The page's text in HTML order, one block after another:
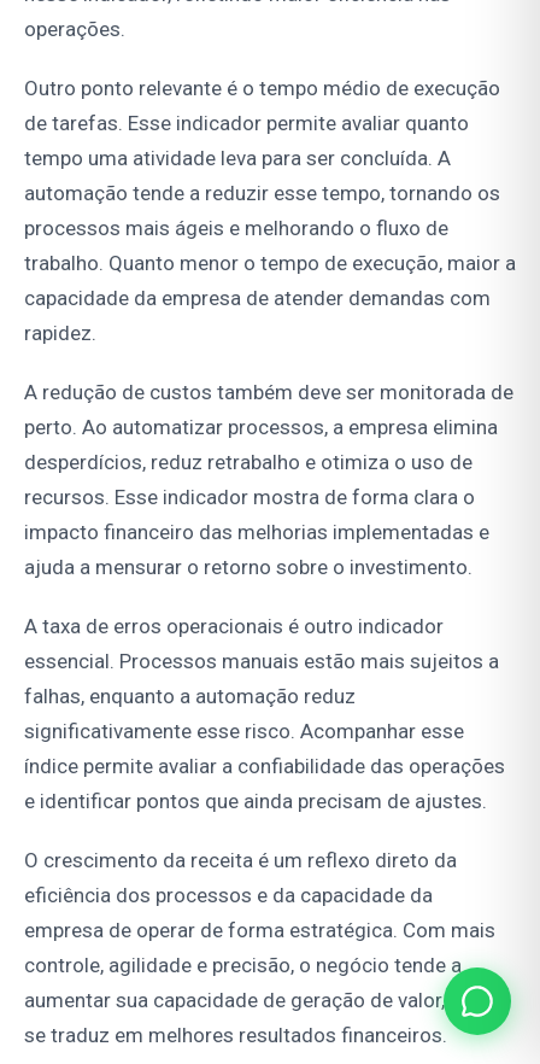
operações.
Outro ponto relevante é o tempo médio de execução
de tarefas. Esse indicador permite avaliar quanto
tempo uma atividade leva para ser concluída. A
automação tende a reduzir esse tempo, tornando os
processos mais ágeis e melhorando o fluxo de
trabalho. Quanto menor o tempo de execução, maior a
capacidade da empresa de atender demandas com
rapidez.
A redução de custos também deve ser monitorada de
perto. Ao automatizar processos, a empresa elimina
desperdícios, reduz retrabalho e otimiza o uso de
recursos. Esse indicador mostra de forma clara o
impacto financeiro das melhorias implementadas e
ajuda a mensurar o retorno sobre o investimento.
A taxa de erros operacionais é outro indicador
essencial. Processos manuais estão mais sujeitos a
falhas, enquanto a automação reduz
significativamente esse risco. Acompanhar esse
índice permite avaliar a confiabilidade das operações
e identificar pontos que ainda precisam de ajustes.
O crescimento da receita é um reflexo direto da
eficiência dos processos e da capacidade da
empresa de operar de forma estratégica. Com mais
controle, agilidade e precisão, o negócio tende a
aumentar sua capacidade de geração de valor, o que
se traduz em melhores resultados financeiros.